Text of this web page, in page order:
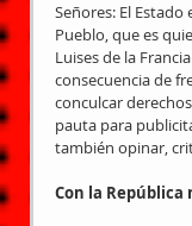
Señores: El
Pueblo, que es
Luises de la
consecuencia de
conculcar
pauta para
también opinar,
Con la República